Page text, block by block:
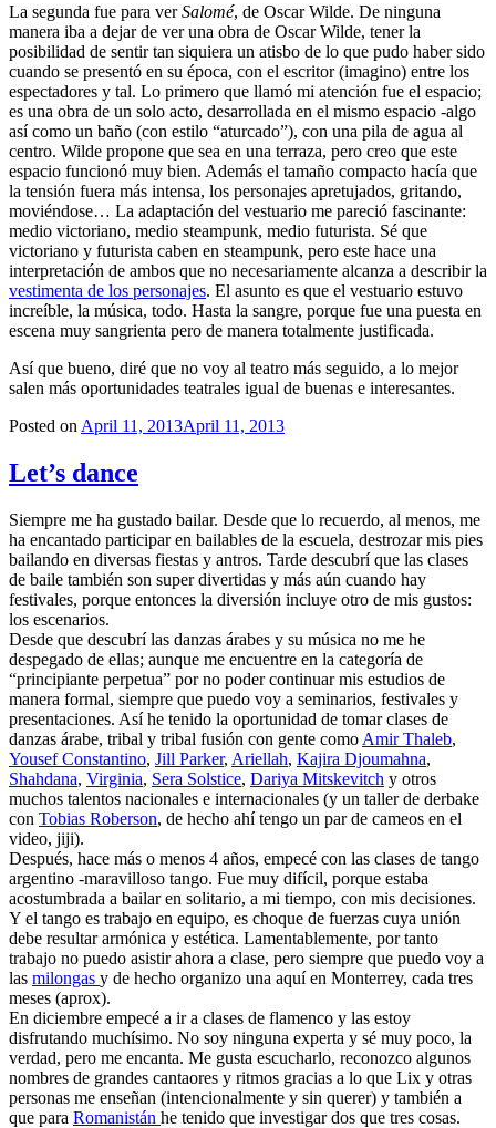
La segunda fue para verSalomé, de Oscar Wilde. De ninguna
manera iba a dejar de ver una obra de Oscar Wilde, tener la
posibilidad de sentir tan siquiera un atisbo de lo que pudo haber sido
cuando se presentó en su época, con el escritor (imagino) entre los
espectadores y tal. Lo primero que llamó mi atención fue el espacio;
es una obra de un solo acto, desarrollada en el mismo espacio -algo
así como un baño (con estilo “aturcado”), con una pila de agua al
centro. Wilde propone que sea en una terraza, pero creo que este
espacio funcionó muy bien. Además el tamaño compacto hacía que
la tensión fuera más intensa, los personajes apretujados, gritando,
moviéndose… La adaptación del vestuario me pareció fascinante:
medio victoriano, medio steampunk, medio futurista. Sé que
victoriano y futurista caben en steampunk, pero este hace una
interpretación de ambos que no necesariamente alcanza a describir la
vestimenta de los personajes. El asunto es que el vestuario estuvo
increíble, la música, todo. Hasta la sangre, porque fue una puesta en
escena muy sangrienta pero de manera totalmente justificada.
Así que bueno, diré que no voy al teatro más seguido, a lo mejor
salen más oportunidades teatrales igual de buenas e interesantes.
Posted on April 11, 2013April 11, 2013
Let’s dance
Siempre me ha gustado bailar. Desde que lo recuerdo, al menos, me
ha encantado participar en bailables de la escuela, destrozar mis pies
bailando en diversas fiestas y antros. Tarde descubrí que las clases
de baile también son super divertidas y más aún cuando hay
festivales, porque entonces la diversión incluye otro de mis gustos:
los escenarios.
Desde que descubrí las danzas árabes y su música no me he
despegado de ellas; aunque me encuentre en la categoría de
“principiante perpetua” por no poder continuar mis estudios de
manera formal, siempre que puedo voy a seminarios, festivales y
presentaciones. Así he tenido la oportunidad de tomar clases de
danzas árabe, tribal y tribal fusión con gente como Amir Thaleb,
Yousef Constantino, Jill Parker, Ariellah, Kajira Djoumahna,
Shahdana, Virginia, Sera Solstice, Dariya Mitskevitch y otros
muchos talentos nacionales e internacionales (y un taller de derbake
con Tobias Roberson, de hecho ahí tengo un par de cameos en el
video, jiji).
Después, hace más o menos 4 años, empecé con las clases de tango
argentino -maravilloso tango. Fue muy difícil, porque estaba
acostumbrada a bailar en solitario, a mi tiempo, con mis decisiones.
Y el tango es trabajo en equipo, es choque de fuerzas cuya unión
debe resultar armónica y estética. Lamentablemente, por tanto
trabajo no puedo asistir ahora a clase, pero siempre que puedo voy a
las milongas y de hecho organizo una aquí en Monterrey, cada tres
meses (aprox).
En diciembre empecé a ir a clases de flamenco y las estoy
disfrutando muchísimo. No soy ninguna experta y sé muy poco, la
verdad, pero me encanta. Me gusta escucharlo, reconozco algunos
nombres de grandes cantaores y ritmos gracias a lo que Lix y otras
personas me enseñan (intencionalmente y sin querer) y también a
que para Romanistán he tenido que investigar dos que tres cosas.